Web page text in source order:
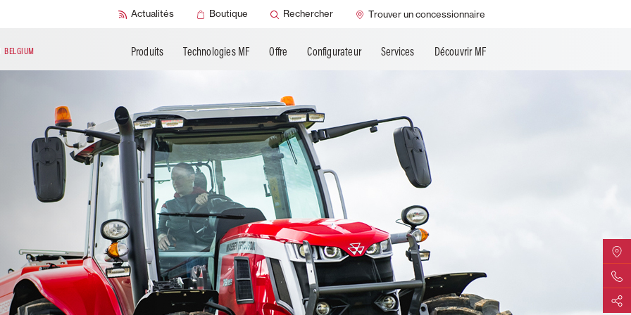
Actualités Boutique Rechercher Trouver un concessionnaire
BELGIUM Produits Technologies MF Offre Configurateur Services Découvrir MF
Partager